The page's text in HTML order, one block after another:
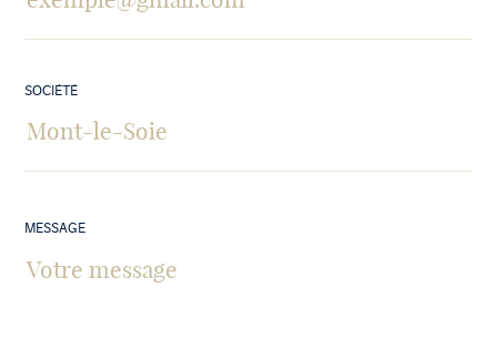
SOCIÉTÉ
MESSAGE